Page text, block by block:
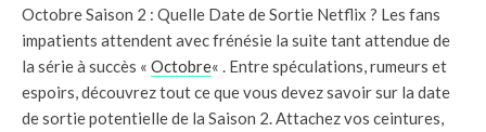
Octobre Saison 2 : Quelle Date de Sortie Netflix ? Les fans
impatients attendent avec frénésie la suite tant attendue de
la série à succès « Octobre« . Entre spéculations, rumeurs et
espoirs, découvrez tout ce que vous devez savoir sur la date
de sortie potentielle de la Saison 2. Attachez vos ceintures,